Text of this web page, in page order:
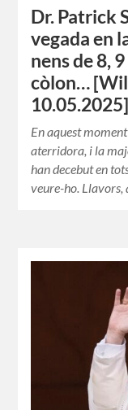
Dr. Patrick
vegada en
nens de 8,
còlon…
10.05.2025]
En aquest
aterridora, i la
han decebut en
veure-ho. Llavors,